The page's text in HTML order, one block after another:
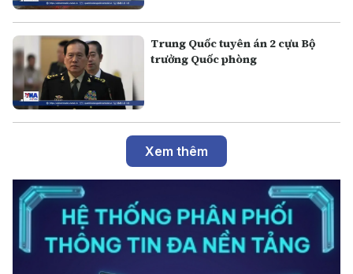
Trung Quốc tuyên án 2 cựu Bộ
trưởng Quốc phòng
Xem thêm